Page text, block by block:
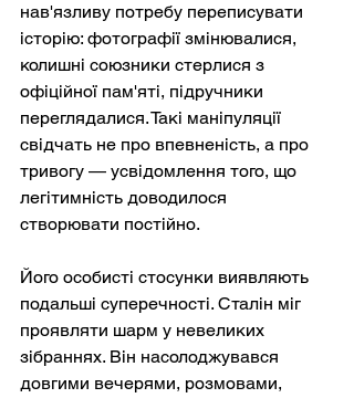
нав'язливу потребу переписувати
історію: фотографії змінювалися,
колишні союзники стерлися з
офіційної пам'яті, підручники
переглядалися. Такі маніпуляції
свідчать не про впевненість, а про
тривогу — усвідомлення того, що
легітимність доводилося
створювати постійно.
Його особисті стосунки виявляють
подальші суперечності. Сталін міг
проявляти шарм у невеликих
зібраннях. Він насолоджувався
довгими вечерями, розмовами,